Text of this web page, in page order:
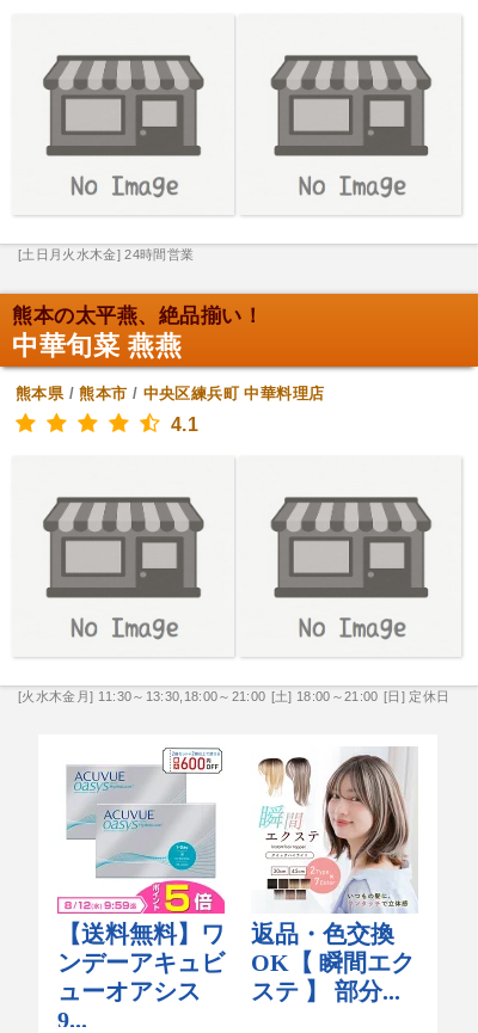
[土日月火水木金] 24時間営業
熊本の太平燕、絶品揃い！
中華旬菜 燕燕
熊本県/熊本市 / 中央区練兵町 中華料理店
4.1
[火水木金月] 11:30～13:30,18:00～21:00 [土] 18:00～21:00 [日] 定休日